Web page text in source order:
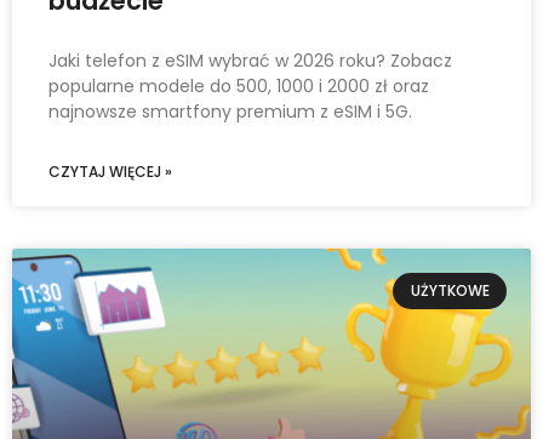
Jaki telefon z eSIM wybrać w 2026 roku? Zobacz
popularne modele do 500, 1000 i 2000 zł oraz
najnowsze smartfony premium z eSIM i 5G.
CZYTAJ WIĘCEJ »
UŻYTKOWE